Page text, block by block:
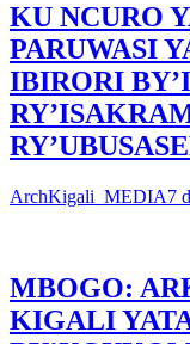
KU NCURO
PARUWASI
IBIRORI
ArchKigali_MEDIA7
MBOGO:
KIGALI